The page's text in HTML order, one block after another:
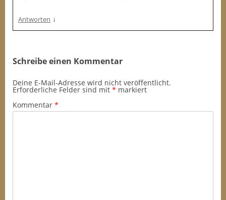
Antworten ↓
Schreibe einen Kommentar
Deine E-Mail-Adresse wird nicht veröffentlicht.
Erforderliche Felder sind mit * markiert
Kommentar *